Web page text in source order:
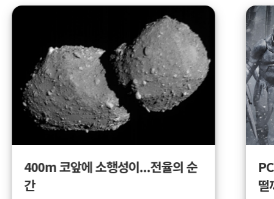
400m 코앞에 소행성이...전율의 순
간
떨